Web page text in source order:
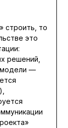
строить, то
это
решений,
модели —